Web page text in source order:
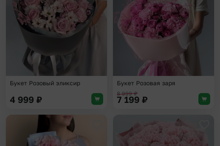
Букет Розовый эликсир
4 999 ₽
Букет Розовая заря
8 999₽
7 199 ₽
Добавить в избранное